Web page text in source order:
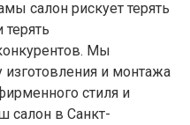
салон рискует терять
Мы
и монтажа
стиля и
салон в Санкт-